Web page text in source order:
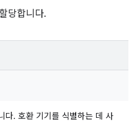
당합니다.
다. 호환 기기를 식별하는 데 사